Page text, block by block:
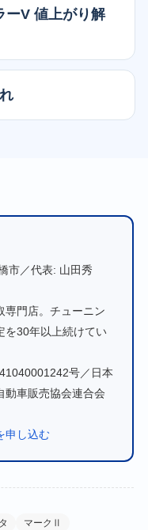
ーV 値上がり解
市／代表: 山田秀
専門店。チューニン
を30年以上続けてい
号／日本
動車販売協会連合会
申し込む
マークⅡ